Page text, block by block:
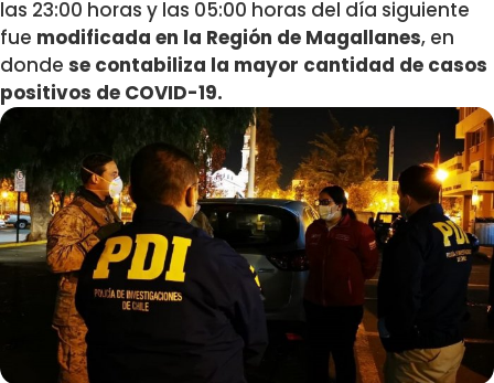
las 23:00 horas y las 05:00 horas del día siguiente
fue modificada en la Región de Magallanes, en
donde se contabiliza la mayor cantidad de casos
positivos de COVID-19.